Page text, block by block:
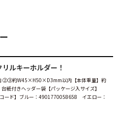
ルキーホルダー！
②③約W45×H50×D3mm以内【本体重量】約
紙付きヘッダー袋【パッケージ入サイズ】
ード】ブルー：4901770058658 イエロー：